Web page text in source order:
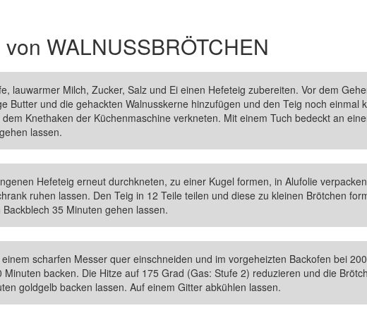
WALNUSSBRÖTCHEN
lauwarmer Milch, Zucker, Salz und Ei einen Hefeteig zubereiten. Vor dem
Butter und die gehackten Walnusskerne hinzufügen und den Teig noch einmal
Knethaken der Küchenmaschine verkneten. Mit einem Tuch bedeckt an
lassen.
Hefeteig erneut durchkneten, zu einer Kugel formen, in Alufolie
ruhen lassen. Den Teig in 12 Teile teilen und diese zu kleinen Brötchen
35 Minuten gehen lassen.
scharfen Messer quer einschneiden und im vorgeheizten Backofen bei
Minuten backen. Die Hitze auf 175 Grad (Gas: Stufe 2) reduzieren und die
goldgelb backen lassen. Auf einem Gitter abkühlen lassen.